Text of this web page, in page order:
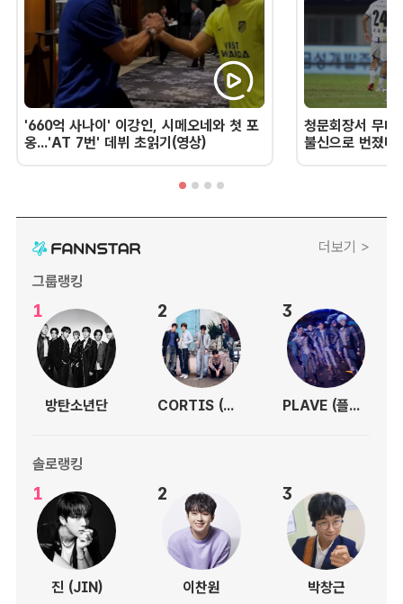
'660억 사나이' 이강인, 시메오네와 첫 포
옹...'AT 7번' 데뷔 초읽기(영상)
청문회장서 무너
불신으로 번졌
더보기 >
그룹랭킹
1
방탄소년단
2
CORTIS (코르티스)
3
PLAVE (플레이브)
솔로랭킹
1
진 (JIN)
2
이찬원
3
박창근